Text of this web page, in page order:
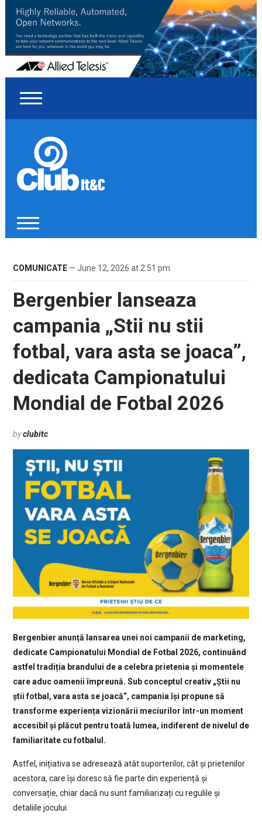
COMUNICATE— June 12, 2026 at 2:51 pm
Bergenbier lanseaza
campania „Stii nu stii
fotbal, vara asta se joaca”,
dedicata Campionatului
Mondial de Fotbal 2026
byclubitc
Bergenbier anunță lansarea unei noi campanii de marketing,
dedicate Campionatului Mondial de Fotbal 2026, continuând
astfel tradiția brandului de a celebra prietenia și momentele
care aduc oamenii împreună. Sub conceptul creativ „Știi nu
știi fotbal, vara asta se joacă”, campania își propune să
transforme experiența vizionării meciurilor într-un moment
accesibil și plăcut pentru toată lumea, indiferent de nivelul de
familiaritate cu fotbalul.
Astfel, inițiativa se adresează atât suporterilor, cât și prietenilor
acestora, care își doresc să fie parte din experiență și
conversație, chiar dacă nu sunt familiarizați cu regulile și
detaliile jocului.